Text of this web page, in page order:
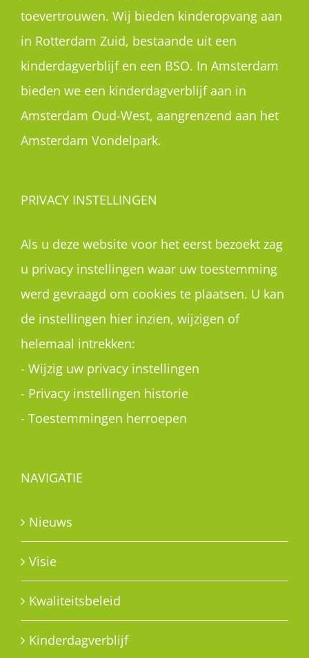
toevertrouwen. Wij bieden kinderopvang aan
in Rotterdam Zuid, bestaande uit een
kinderdagverblijf en een BSO. In Amsterdam
bieden we een kinderdagverblijf aan in
Amsterdam Oud-West, aangrenzend aan het
Amsterdam Vondelpark.
PRIVACY INSTELLINGEN
Als u deze website voor het eerst bezoekt zag
u privacy instellingen waar uw toestemming
werd gevraagd om cookies te plaatsen. U kan
de instellingen hier inzien, wijzigen of
helemaal intrekken:
- Wijzig uw privacy instellingen
- Privacy instellingen historie
- Toestemmingen herroepen
NAVIGATIE
Nieuws
Visie
Kwaliteitsbeleid
Kinderdagverblijf